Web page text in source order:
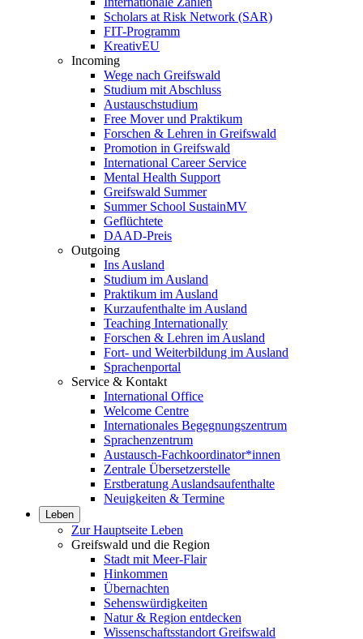
Scholars at Risk Network (SAR)
FIT-Programm
KreativEU
Incoming
Wege nach Greifswald
Studium mit Abschluss
Austauschstudium
Free Mover und Praktikum
Forschen & Lehren in Greifswald
Promotion in Greifswald
International Career Service
Mental Health Support
Greifswald Summer
Summer School SustainMV
Geflüchtete
DAAD-Preis
Outgoing
Ins Ausland
Studium im Ausland
Praktikum im Ausland
Kurzaufenthalte im Ausland
Teaching Internationally
Forschen & Lehren im Ausland
Fort- und Weiterbildung im Ausland
Sprachenportal
Service & Kontakt
International Office
Welcome Centre
Internationales Begegnungszentrum
Sprachenzentrum
Austausch-Fachkoordinator*innen
Zentrale Übersetzerstelle
Erstberatung Auslandsaufenthalte
Neuigkeiten & Termine
Leben
Zur Hauptseite Leben
Greifswald und die Region
Stadt mit Meer-Flair
Hinkommen
Übernachten
Sehenswürdigkeiten
Natur & Region entdecken
Wissenschaftsstandort Greifswald